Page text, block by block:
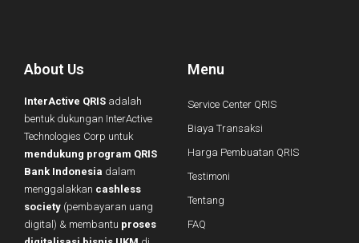
About Us
InterActive QRIS adalah
bentuk dukungan InterActive
Technologies Corp untuk
mendukung program QRIS
Bank Indonesia dalam
menggalakkan cashless
society (pembayaran uang
digital) & membantu proses
Menu
Service Center QRIS
Biaya Transaksi
Harga Pembuatan QRIS
Testimoni
Tentang
FAQ